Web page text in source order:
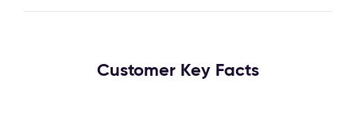
Customer Key Facts